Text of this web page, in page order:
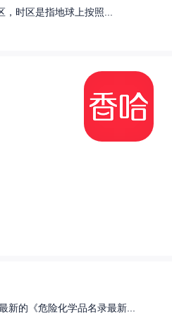
时区是指地球上按照...
的《危险化学品名录最新...